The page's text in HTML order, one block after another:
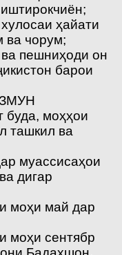
ҳайати
ва чорум;
пешниҳоди он
барои
буда, моҳҳои
ташкил ва
муассисаҳои
дигар
моҳи май дар
моҳи сентябр